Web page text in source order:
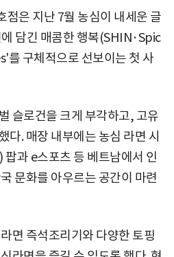
점은 지난 7월 농심이 내세운 글
담긴 매콤한 행복(SHIN·Spic
구체적으로 선보이는 첫 사
슬로건을 크게 부각하고, 고유
다. 매장 내부에는 농심 라면 시
과 e스포츠 등 베트남에서 인
문화를 아우르는 공간이 마련
면 즉석조리기와 다양한 토핑